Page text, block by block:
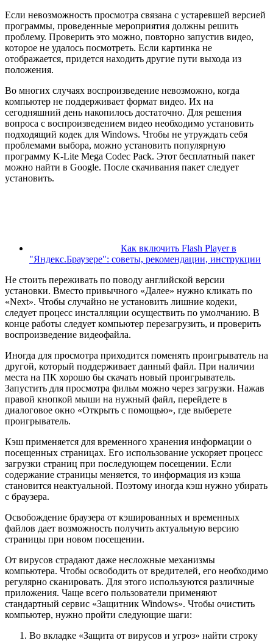
Если невозможность просмотра связана с устаревшей версией
программы, проведенные мероприятия должны решить
проблему. Проверить это можно, повторно запустив видео,
которое не удалось посмотреть. Если картинка не
отображается, придется находить другие пути выхода из
положения.
Во многих случаях воспроизведение невозможно, когда
компьютер не поддерживает формат видео. Их на
сегодняшний день накопилось достаточно. Для решения
вопроса с воспроизведением видео необходимо установить
подходящий кодек для Windows. Чтобы не утруждать себя
проблемами выбора, можно установить популярную
программу K-Lite Mega Codec Pack. Этот бесплатный пакет
можно найти в Google. После скачивания пакет следует
установить.
Как включить Flash Player в
"Яндекс.Браузере": советы, рекомендации, инструкции
Не стоить переживать по поводу английской версии
установки. Вместо привычного «Далее» нужно кликать по
«Next». Чтобы случайно не установить лишние кодеки,
следует процесс инсталляции осуществить по умолчанию. В
конце работы следует компьютер перезагрузить, и проверить
воспроизведение видеофайла.
Иногда для просмотра приходится поменять проигрыватель на
другой, который поддерживает данный файл. При наличии
места на ПК хорошо бы скачать новый проигрыватель.
Запустить для просмотра фильм можно через загрузки. Нажав
правой кнопкой мыши на нужный файл, перейдете в
диалоговое окно «Открыть с помощью», где выберете
проигрыватель.
Кэш применяется для временного хранения информации о
посещенных страницах. Его использование ускоряет процесс
загрузки страниц при последующем посещении. Если
содержание страницы меняется, то информация из кэша
становится неактуальной. Поэтому иногда кэш нужно убирать
с браузера.
Освобождение браузера от кэшированных и временных
файлов дает возможность получить актуальную версию
страницы при новом посещении.
От вирусов страдают даже несложные механизмы
компьютера. Чтобы освободить от вредителей, его необходимо
регулярно сканировать. Для этого используются различные
приложения. Чаще всего пользователи применяют
стандартный сервис «Защитник Windows». Чтобы очистить
компьютер, нужно пройти следующие шаги:
Во вкладке «Защита от вирусов и угроз» найти строку